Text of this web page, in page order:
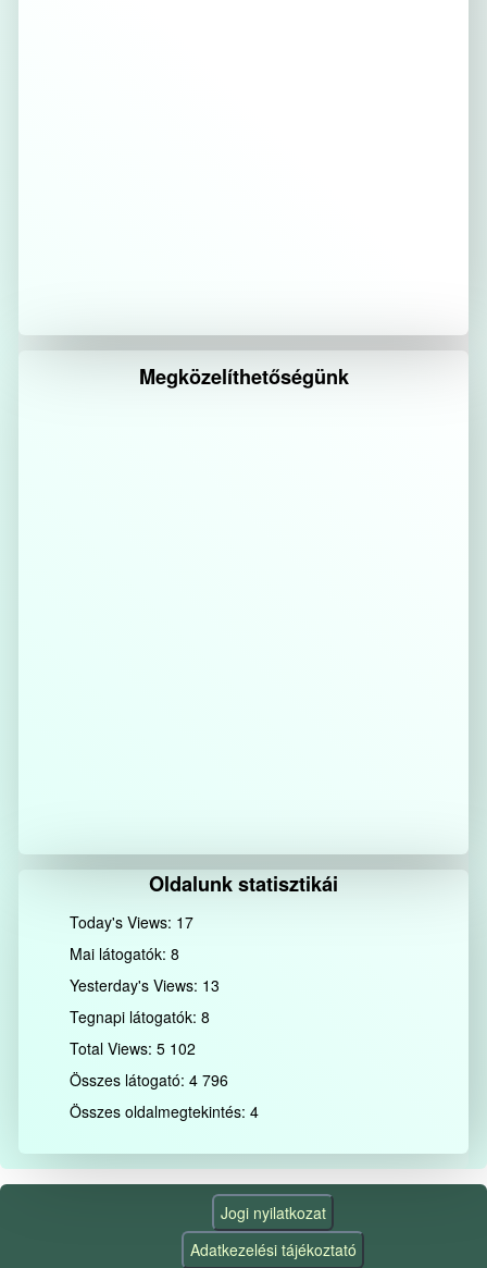
Megközelíthetőségünk
Oldalunk statisztikái
Today's Views: 17
Mai látogatók:8
Yesterday's Views: 13
Tegnapi látogatók:8
Total Views:5 102
Összes látogató:4 796
Összes oldalmegtekintés:4
Jogi nyilatkozat
Adatkezelési tájékoztató